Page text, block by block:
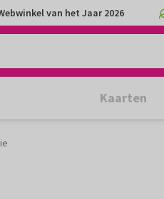
van het Jaar 2026
Kaarten